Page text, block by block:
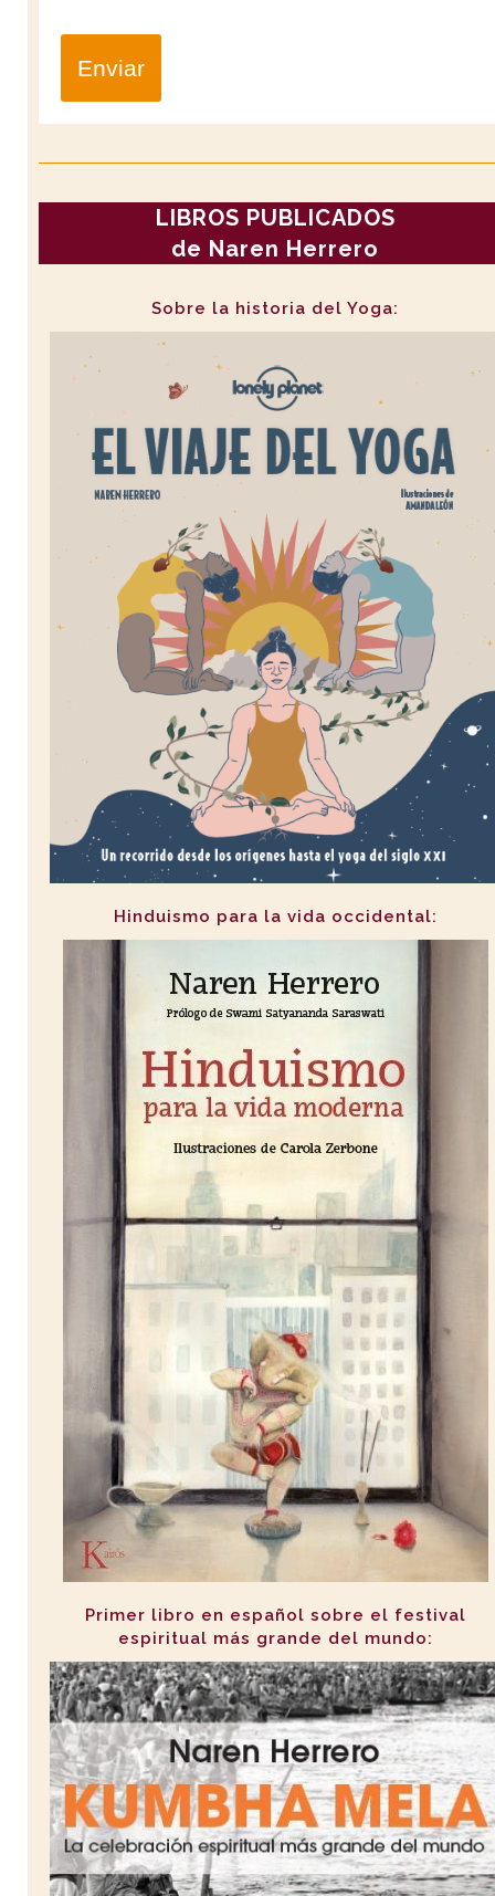
Enviar
LIBROS PUBLICADOS
de Naren Herrero
Sobre la historia del Yoga:
Hinduismo para la vida occidental:
Primer libro en español sobre el festival
espiritual más grande del mundo: